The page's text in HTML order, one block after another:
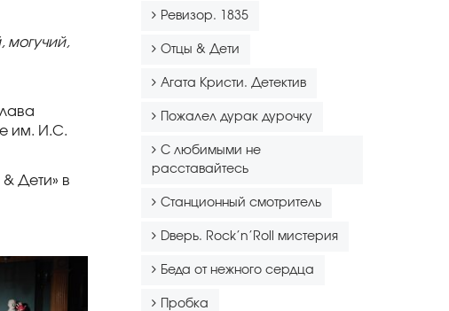
могучий,
им. И.С.
Дети» в
Ревизор. 1835
Отцы & Дети
Агата Кристи. Детектив
Пожалел дурак дурочку
С любимыми не
расставайтесь
Станционный смотритель
Dверь. Rock’n’Roll мистерия
Беда от нежного сердца
Пробка